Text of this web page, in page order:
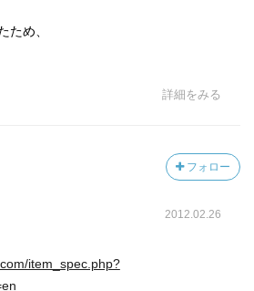
ため、
詳細をみる
フォロー
2012.02.26
item_spec.php?